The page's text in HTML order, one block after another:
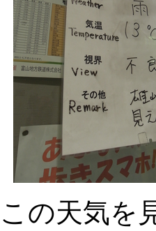
この天気を